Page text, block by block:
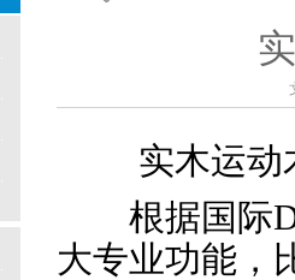
实木运动木
根据国际
大专业功能，